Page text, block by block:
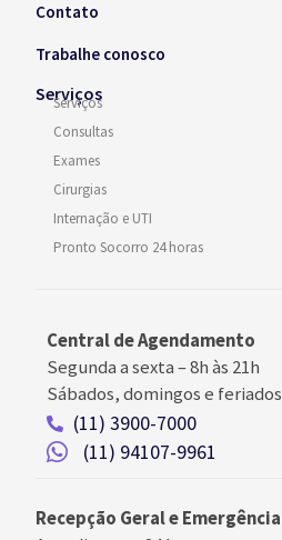
Contato
Trabalhe conosco
Serviços
Serviços
Consultas
Exames
Cirurgias
Internação e UTI
Pronto Socorro 24 horas
Central de Agendamento
Segunda a sexta –8h às 21h
Sábados, domingos e feriados
(11) 3900-7000
(11) 94107-9961
Recepção Geral e Emergência